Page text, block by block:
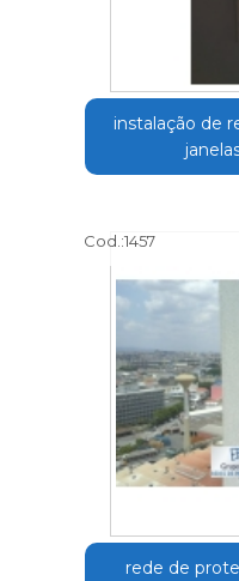
instalação de
Cod.:1457
rede de